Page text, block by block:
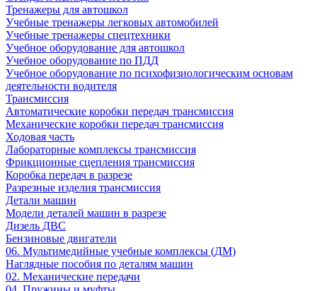
Тренажеры для автошкол
Учебные тренажеры легковых автомобилей
Учебные тренажеры спецтехники
Учебное оборудование для автошкол
Учебное оборудование по ПДД
Учебное оборудование по психофизиологическим основам
деятельности водителя
Трансмиссия
Автоматические коробки передач трансмиссия
Механические коробки передач трансмиссия
Ходовая часть
Лабораторные комплексы трансмиссия
Фрикционные сцепления трансмиссия
Коробка передач в разрезе
Разрезные изделия трансмиссия
Детали машин
Модели деталей машин в разрезе
Дизель ДВС
Бензиновые двигатели
06. Мультимедийные учебные комплексы (ДМ)
Наглядные пособия по деталям машин
02. Механические передачи